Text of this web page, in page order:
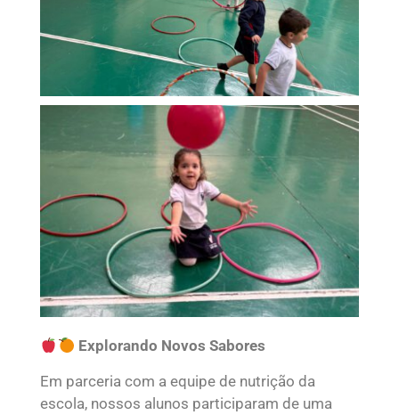
Explorando Novos Sabores
Em parceria com a equipe de nutrição da
escola, nossos alunos participaram de uma